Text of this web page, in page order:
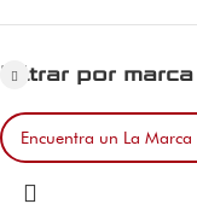
Filtrar por marca